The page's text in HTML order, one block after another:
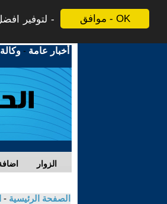
موافق - OK
لتوفير
أخبار عامة -
الزوار
الصفحة الرئيسية -